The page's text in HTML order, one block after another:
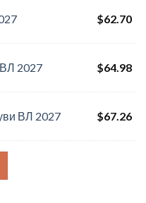
$62.70
2027 $64.98
ВЛ 2027 $67.26
Аксессуаров ВЛ 2027